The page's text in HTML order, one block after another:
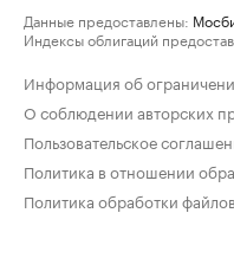
Данные предоставлены:
Индексы облигаций
Информация об
О соблюдении авторских
Пользовательское
Политика в отношении
Политика обработки